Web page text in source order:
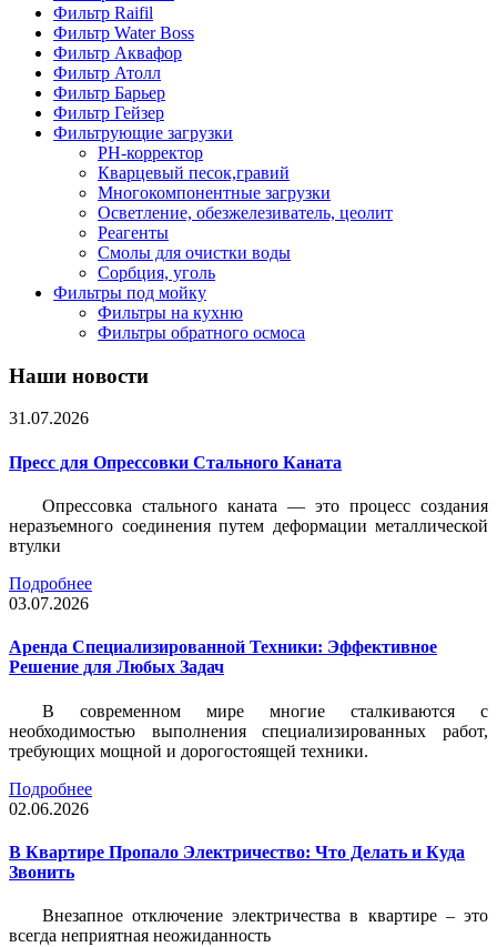
Фильтр Raifil
Фильтр Water Boss
Фильтр Аквафор
Фильтр Атолл
Фильтр Барьер
Фильтр Гейзер
Фильтрующие загрузки
PH-корректор
Кварцевый песок,гравий
Многокомпонентные загрузки
Осветление, обезжелезиватель, цеолит
Реагенты
Смолы для очистки воды
Сорбция, уголь
Фильтры под мойку
Фильтры на кухню
Фильтры обратного осмоса
Наши новости
31.07.2026
Пресс для Опрессовки Стального Каната
Опрессовка стального каната — это процесс создания
неразъемного соединения путем деформации металлической
втулки
Подробнее
03.07.2026
Аренда Специализированной Техники: Эффективное
Решение для Любых Задач
В современном мире многие сталкиваются с
необходимостью выполнения специализированных работ,
требующих мощной и дорогостоящей техники.
Подробнее
02.06.2026
В Квартире Пропало Электричество: Что Делать и Куда
Звонить
Внезапное отключение электричества в квартире – это
всегда неприятная неожиданность